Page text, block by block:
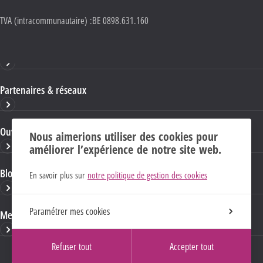
TVA (intracommunautaire) :BE 0898.631.160
Partenaires & réseaux
Ouvrages & publications
Blogs & sites HELMo
Mentions Légales
Nous aimerions utiliser des cookies pour
améliorer l’expérience de notre site web.
En savoir plus sur notre politique de gestion des cookies
Paramétrer mes cookies
Refuser tout Accepter tout